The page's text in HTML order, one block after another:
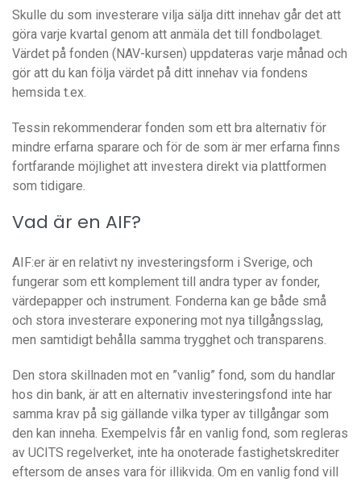
Skulle du som investerare vilja sälja ditt innehav går det att
göra varje kvartal genom att anmäla det till fondbolaget.
Värdet på fonden (NAV-kursen) uppdateras varje månad och
gör att du kan följa värdet på ditt innehav via fondens
hemsida t.ex.
Tessin rekommenderar fonden som ett bra alternativ för
mindre erfarna sparare och för de som är mer erfarna finns
fortfarande möjlighet att investera direkt via plattformen
som tidigare.
Vad är en AIF?
AIF:er är en relativt ny investeringsform i Sverige, och
fungerar som ett komplement till andra typer av fonder,
värdepapper och instrument. Fonderna kan ge både små
och stora investerare exponering mot nya tillgångsslag,
men samtidigt behålla samma trygghet och transparens.
Den stora skillnaden mot en ”vanlig” fond, som du handlar
hos din bank, är att en alternativ investeringsfond inte har
samma krav på sig gällande vilka typer av tillgångar som
den kan inneha. Exempelvis får en vanlig fond, som regleras
av UCITS regelverket, inte ha onoterade fastighetskrediter
eftersom de anses vara för illikvida. Om en vanlig fond vill